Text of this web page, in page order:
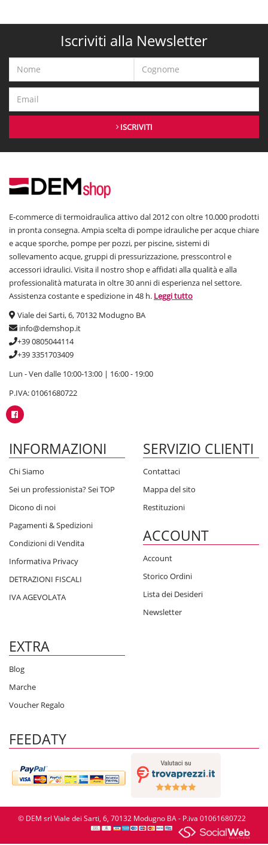
Iscriviti alla Newsletter
ISCRIVITI
E-commerce di termoidraulica attivo dal 2012 con oltre 10.000 prodotti
in pronta consegna. Ampia scelta di pompe idrauliche per acque chiare
e acque sporche, pompe per pozzi, per piscine, sistemi di
sollevamento acque, gruppi di pressurizzazione, presscontrol e
accessori idraulici. Visita il nostro shop e affidati alla qualità e alla
professionalità maturata in oltre 30 anni di esperienza nel settore.
Assistenza costante e spedizione in 48 h. Leggi tutto
Viale dei Sarti, 6, 70132 Modugno BA
info@demshop.it
+39 0805044114
+39 3351703409
Lun - Ven dalle 10:00-13:00 | 16:00 - 19:00
P.IVA: 01061680722
INFORMAZIONI
Chi Siamo
Sei un professionista? Sei TOP
Dicono di noi
Pagamenti & Spedizioni
Condizioni di Vendita
Informativa Privacy
DETRAZIONI FISCALI
IVA AGEVOLATA
SERVIZIO CLIENTI
Contattaci
Mappa del sito
Restituzioni
ACCOUNT
Account
Storico Ordini
Lista dei Desideri
Newsletter
EXTRA
Blog
Marche
Voucher Regalo
FEEDATY
© DEM srl Viale dei Sarti, 6, 70132 Modugno BA - P.iva 01061680722